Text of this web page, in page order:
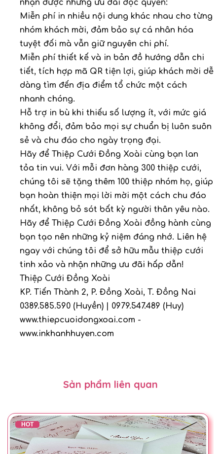
nhận được những ưu đãi độc quyền:
Miễn phí in nhiều nội dung khác nhau cho từng
nhóm khách mời, đảm bảo sự cá nhân hóa
tuyệt đối mà vẫn giữ nguyên chi phí.
Miễn phí thiết kế và in bản đồ hướng dẫn chi
tiết, tích hợp mã QR tiện lợi, giúp khách mời dễ
dàng tìm đến địa điểm tổ chức một cách
nhanh chóng.
Hỗ trợ in bù khi thiếu số lượng ít, với mức giá
không đổi, đảm bảo mọi sự chuẩn bị luôn suôn
sẻ và chu đáo cho ngày trọng đại.
Hãy để Thiệp Cưới Đồng Xoài cùng bạn lan
tỏa tin vui. Với mỗi đơn hàng 300 thiệp cưới,
chúng tôi sẽ tặng thêm 100 thiệp nhóm họ, giúp
bạn hoàn thiện mọi lời mời một cách chu đáo
nhất, không bỏ sót bất kỳ người thân yêu nào.
Hãy để Thiệp Cưới Đồng Xoài đồng hành cùng
bạn tạo nên những kỷ niệm đáng nhớ. Liên hệ
ngay với chúng tôi để sở hữu mẫu thiệp cưới
tinh xảo và nhận những ưu đãi hấp dẫn!
Thiệp Cưới Đồng Xoài
KP. Tiến Thành 2, P. Đồng Xoài, T. Đồng Nai
0389.585.590 (Huyền) | 0979.547.489 (Huy)
www.thiepcuoidongxoai.com -
www.inkhanhhuyen.com
Sản phẩm liên quan
HOT